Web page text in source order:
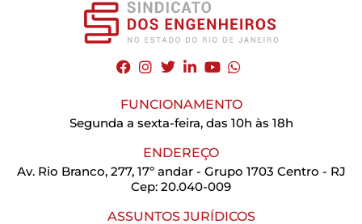
FUNCIONAMENTO
Segunda a sexta-feira, das 10h às 18h
ENDEREÇO
Av. Rio Branco, 277, 17º andar - Grupo 1703 Centro - RJ
Cep: 20.040-009
ASSUNTOS JURÍDICOS